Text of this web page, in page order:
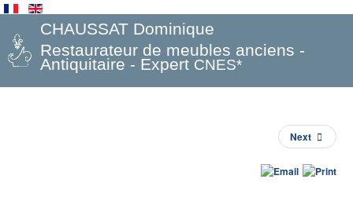
CHAUSSAT Dominique
Restaurateur de meubles anciens -
Antiquitaire - Expert CNES*
Next